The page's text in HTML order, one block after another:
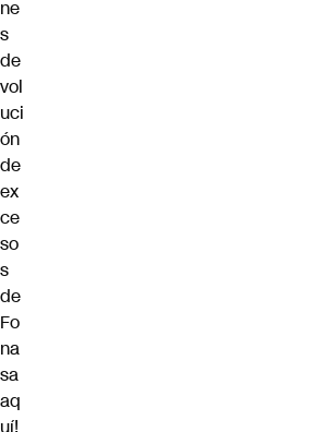
ne
s
de
vol
uci
ón
de
ex
ce
so
s
de
Fo
na
sa
aq
uí!